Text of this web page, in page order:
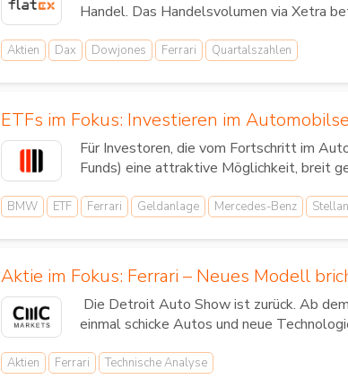
Handel. Das Handelsvolumen via Xetra
Aktien Dax Dowjones Ferrari Quartalszahlen
ETFs im Fokus: Investieren im
Für Investoren, die vom Fortschritt im
Funds) eine attraktive Möglichkeit, breit
BMW ETF Ferrari Geldanlage Mercedes-Benz
Aktie im Fokus: Ferrari – Neues Modell
Die Detroit Auto Show ist zurück. Ab
einmal schicke Autos und neue
Aktien Ferrari Technische Analyse